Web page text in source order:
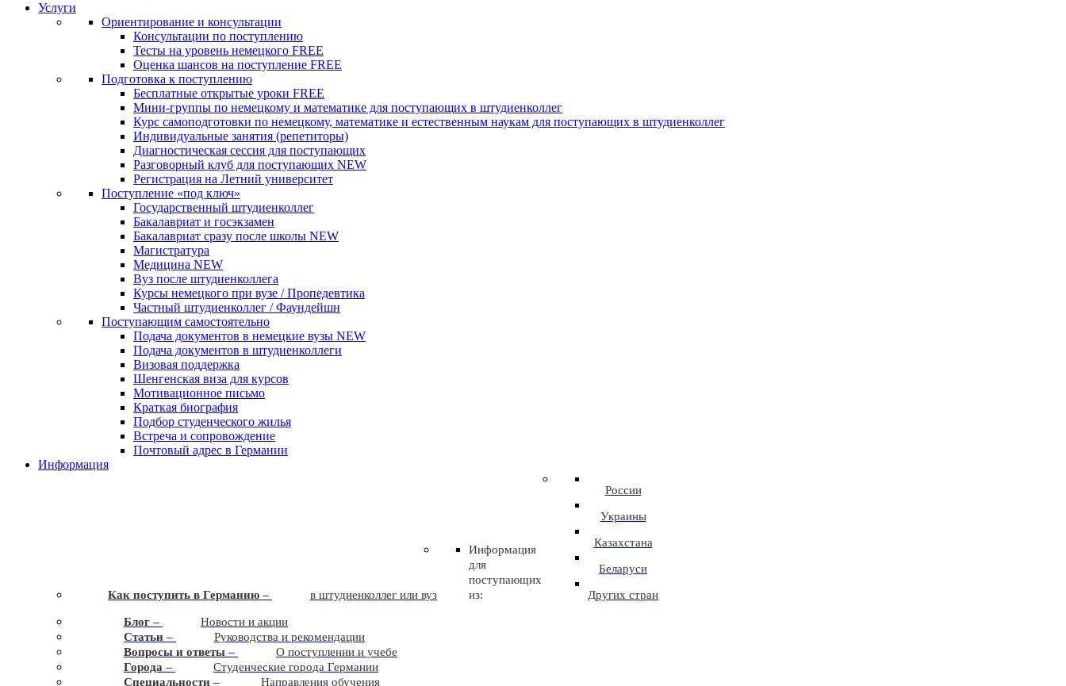
Услуги
Ориентирование и консультации
Консультации по поступлению
Тесты на уровень немецкого FREE
Оценка шансов на поступление FREE
Подготовка к поступлению
Бесплатные открытые уроки FREE
Мини-группы по немецкому и математике для поступающих в штудиенколлег
Курс самоподготовки по немецкому, математике и естественным наукам для поступающих в штудиенколлег
Индивидуальные занятия (репетиторы)
Диагностическая сессия для поступающих
Разговорный клуб для поступающих NEW
Регистрация на Летний университет
Поступление «под ключ»
Государственный штудиенколлег
Бакалавриат и госэкзамен
Бакалавриат сразу после школы NEW
Магистратура
Медицина NEW
Вуз после штудиенколлега
Курсы немецкого при вузе / Пропедевтика
Частный штудиенколлег / Фаундейшн
Поступающим самостоятельно
Подача документов в немецкие вузы NEW
Подача документов в штудиенколлеги
Визовая поддержка
Шенгенская виза для курсов
Мотивационное письмо
Краткая биография
Подбор студенческого жилья
Встреча и сопровождение
Почтовый адрес в Германии
Информация
Как поступить в Германию – в штудиенколлег или вуз
Информация
для
поступающих
из:
России
Украины
Казахстана
Беларуси
Других стран
Блог –
Новости и акции
Статьи –
Руководства и рекомендации
Вопросы и ответы –
О поступлении и учебе
Города –
Студенческие города Германии
Cпециальности –
Направления обучения